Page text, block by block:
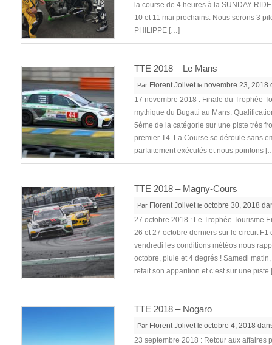
la course de 4 heures à la SUNDAY
10 et 11 mai prochains. Nous serons 3
PHILIPPE […]
TTE 2018 – Le Mans
Par Florent Jolivetle novembre 23, 2018
17 novembre 2018 : Finale du Trophée
mythique du Bugatti au Mans.
5ème de la catégorie sur une piste très
premier T4. La Course se déroule sans
parfaitement exécutés et nous pointons
TTE 2018 – Magny-Cours
Par Florent Jolivetle octobre 30, 2018
27 octobre 2018 : Le Trophée Tourisme
26 et 27 octobre derniers sur le circuit F1
vendredi les conditions météos nous
octobre, pluie et 4 degrés ! Samedi
refait son apparition et c’est sur une
TTE 2018 – Nogaro
Par Florent Jolivetle octobre 4, 2018
23 septembre 2018 : Retour aux affaires